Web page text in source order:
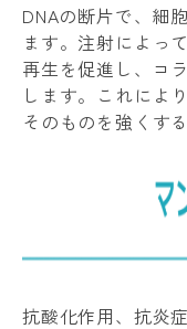
DNAの断片で、細
ます。注射によっ
再生を促進し、コ
します。これによ
そのものを強くす
抗酸化作用、抗炎